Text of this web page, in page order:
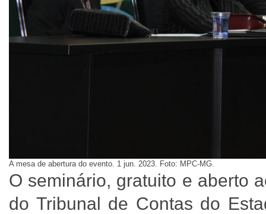
A mesa de abertura do evento. 1 jun. 2023. Foto: MPC-MG.
O seminário, gratuito e aberto
do Tribunal de Contas do